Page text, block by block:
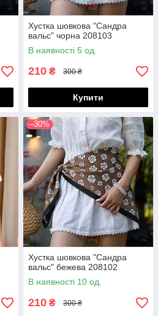
Хустка шовкова "Сандра
вальс" чорна 208103
В наявності 5 од.
210 ₴ 300 ₴
Купити
–30%
Хустка шовкова "Сандра
вальс" бежева 208102
В наявності 10 од.
210 ₴ 300 ₴